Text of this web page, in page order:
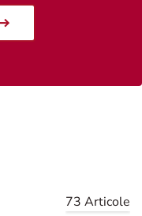
73 Articole